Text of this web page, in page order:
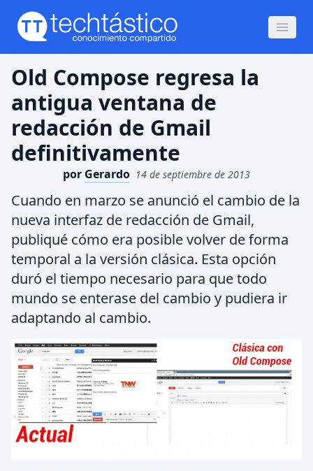
Old Compose regresa la
antigua ventana de
redacción de Gmail
definitivamente
por Gerardo 14 de septiembre de 2013
Cuando en marzo se anunció el cambio de la
nueva interfaz de redacción de Gmail,
publiqué cómo era posible volver de forma
temporal a la versión clásica. Esta opción
duró el tiempo necesario para que todo
mundo se enterase del cambio y pudiera ir
adaptando al cambio.